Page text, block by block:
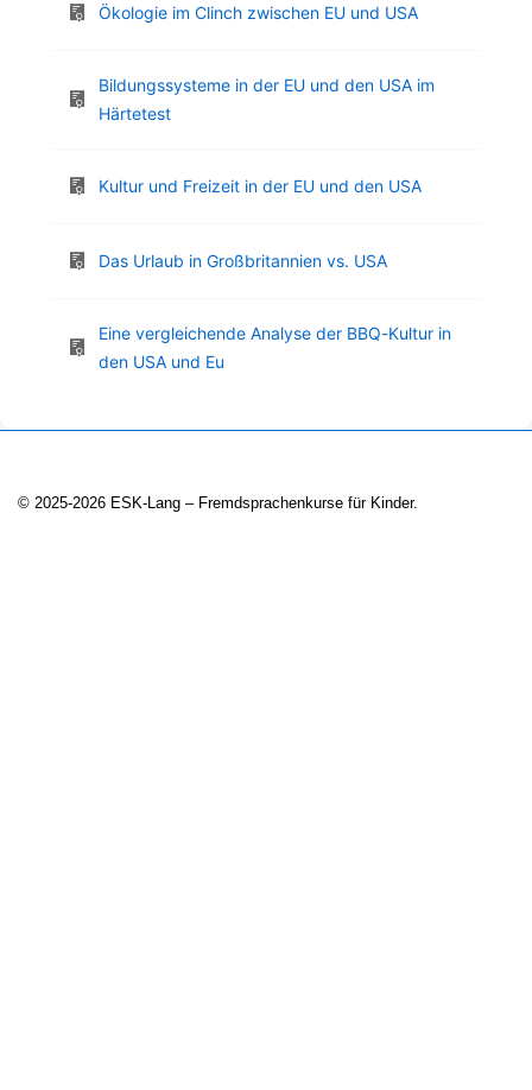
Ökologie im Clinch zwischen EU und USA
Bildungssysteme in der EU und den USA im
Härtetest
Kultur und Freizeit in der EU und den USA
Das Urlaub in Großbritannien vs. USA
Eine vergleichende Analyse der BBQ-Kultur in
den USA und Eu
© 2025-2026 ESK-Lang – Fremdsprachenkurse für Kinder.